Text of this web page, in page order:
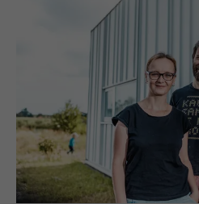
Wordt door
serie
zoals realtime-
adverteerders.
NAAM IDE
AANBIEDER doubleclick.net